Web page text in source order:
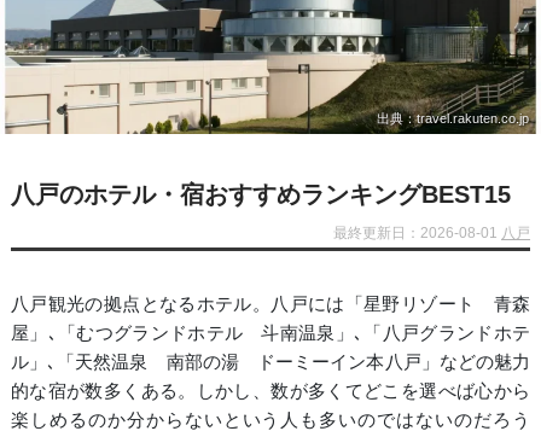
出典：travel.rakuten.co.jp
八戸のホテル・宿おすすめランキングBEST15
最終更新日：2026-08-01 八戸
八戸観光の拠点となるホテル。八戸には「星野リゾート 青森
屋」､「むつグランドホテル 斗南温泉」､「八戸グランドホテ
ル」､「天然温泉 南部の湯 ドーミーイン本八戸」などの魅力
的な宿が数多くある。しかし、数が多くてどこを選べば心から
楽しめるのか分からないという人も多いのではないのだろう